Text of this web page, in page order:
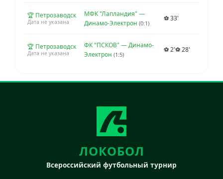
🏆 Петрозаводск
Дата не указана
МФК "Лапландия" —
Динамо-Электрон (0:1)
⚽ 33'
🏆 Петрозаводск
Дата не указана
ФК "ПСКОВ" — Динамо-
Электрон (1:5)
⚽ 2'⚽ 28'
ЛОКОБОЛ
Всероссийский футбольный турнир